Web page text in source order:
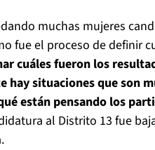
muchas mujeres
fue el proceso de definir
cuáles fueron los
hay situaciones que son
están pensando los
al Distrito 13 fue